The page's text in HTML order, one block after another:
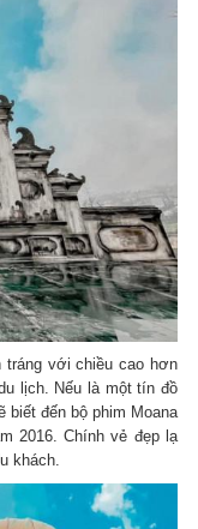
với chiều cao hơn
lịch. Nếu là một tín đồ
biết đến bộ phim Moana
2016. Chính vẻ đẹp lạ
khách.